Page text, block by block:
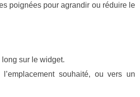
poignées pour agrandir ou réduire le
sur le widget.
l’emplacement souhaité, ou vers un